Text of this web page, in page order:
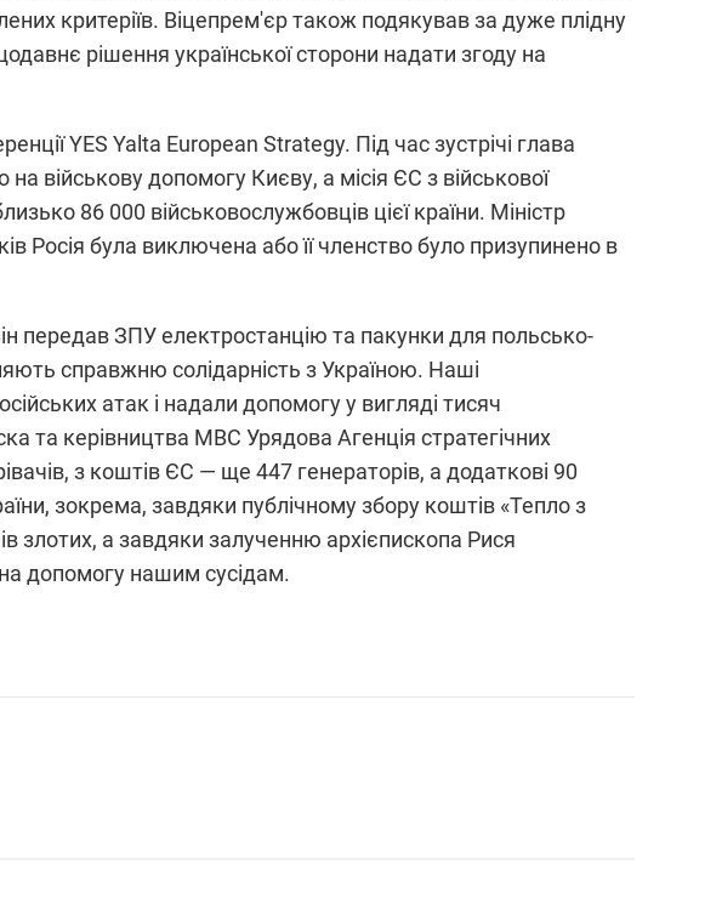
критеріїв. Віцепрем'єр також подякував за дуже плідну
рішення української сторони надати згоду на
YES Yalta European Strategy. Під час зустрічі глава
військову допомогу Києву, а місія ЄС з військової
86 000 військовослужбовців цієї країни. Міністр
Росія була виключена або її членство було призупинено в
передав ЗПУ електростанцію та пакунки для польсько-
справжню солідарність з Україною. Наші
атак і надали допомогу у вигляді тисяч
та керівництва МВС Урядова Агенція стратегічних
з коштів ЄС — ще 447 генераторів, а додаткові 90
зокрема, завдяки публічному збору коштів «Тепло з
злотих, а завдяки залученню архієпископа Рися
на допомогу нашим сусідам.